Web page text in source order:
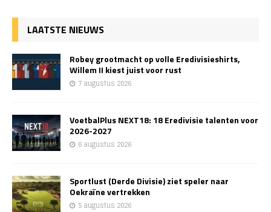
LAATSTE NIEUWS
Robey grootmacht op volle Eredivisieshirts,
Willem II kiest juist voor rust
7 augustus 2026
VoetbalPlus NEXT18: 18 Eredivisie talenten voor
2026-2027
6 augustus 2026
Sportlust (Derde Divisie) ziet speler naar
Oekraïne vertrekken
5 augustus 2026